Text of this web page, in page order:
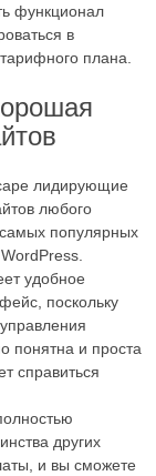
функционал
в
плана.
лидирующие
любого
популярных
удобное
поскольку
понятна и проста
справиться
других
и вы сможете